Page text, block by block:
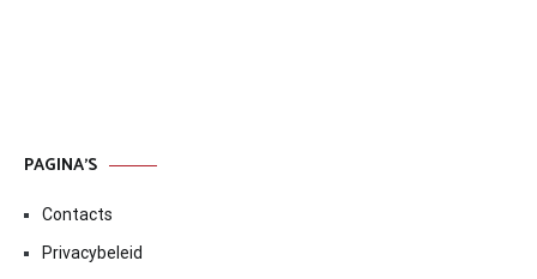
PAGINA’S
Contacts
Privacybeleid